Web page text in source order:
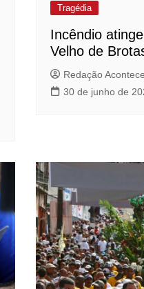
Tragédia
Incêndio
Velho de
Redação
30 de junho de